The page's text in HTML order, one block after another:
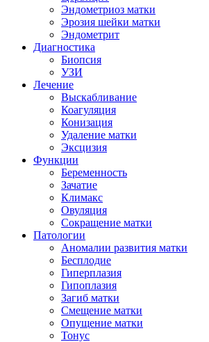
Эндометриоз матки
Эрозия шейки матки
Эндометрит
Диагностика
Биопсия
УЗИ
Лечение
Выскабливание
Коагуляция
Конизация
Удаление матки
Эксцизия
Функции
Беременность
Зачатие
Климакс
Овуляция
Сокращение матки
Патологии
Аномалии развития матки
Бесплодие
Гиперплазия
Гипоплазия
Загиб матки
Смещение матки
Опущение матки
Тонус